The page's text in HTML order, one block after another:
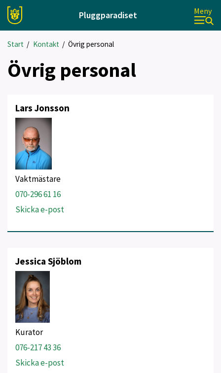
Pluggparadiset Meny
Start / Kontakt/ Övrig personal
Övrig personal
Lars Jonsson
Vaktmästare
070-296 61 16
Skicka e-post
Jessica Sjöblom
Kurator
076-217 43 36
Skicka e-post